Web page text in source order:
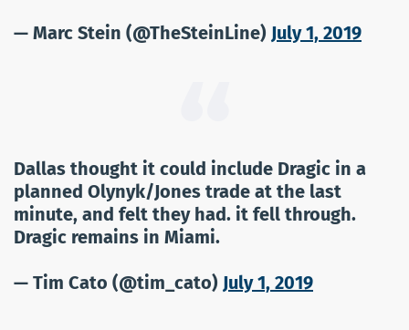
— Marc Stein (@TheSteinLine) July 1, 2019
Dallas thought it could include Dragic in a
planned Olynyk/Jones trade at the last
minute, and felt they had. it fell through.
Dragic remains in Miami.
— Tim Cato (@tim_cato) July 1, 2019